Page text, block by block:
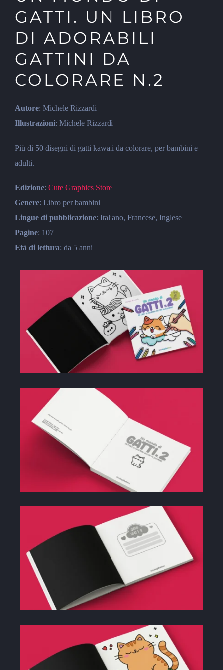
GATTI. UN LIBRO
DI ADORABILI
GATTINI DA
COLORARE N.2
Autore: Michele Rizzardi
Illustrazioni: Michele Rizzardi
Più di 50 disegni di gatti kawaii da colorare, per bambini e
adulti.
Edizione: Cute Graphics Store
Genere: Libro per bambini
Lingue di pubblicazione: Italiano, Francese, Inglese
Pagine: 107
Età di lettura: da 5 anni